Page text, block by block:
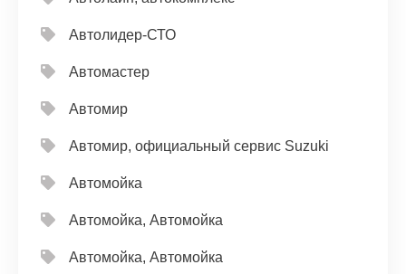
Автолидер-СТО
Автомастер
Автомир
Автомир, официальный сервис Suzuki
Автомойка
Автомойка, Автомойка
Автомойка, Автомойка